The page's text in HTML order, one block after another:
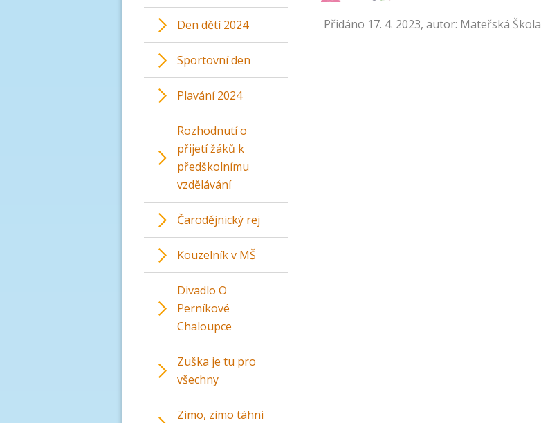
Přidáno 17. 4. 2023, autor: Mateřská Škola
Den dětí 2024
Sportovní den
Plavání 2024
Rozhodnutí o
přijetí žáků k
předškolnímu
vzdělávání
Čarodějnický rej
Kouzelník v MŠ
Divadlo O
Perníkové
Chaloupce
Zuška je tu pro
všechny
Zimo, zimo táhni